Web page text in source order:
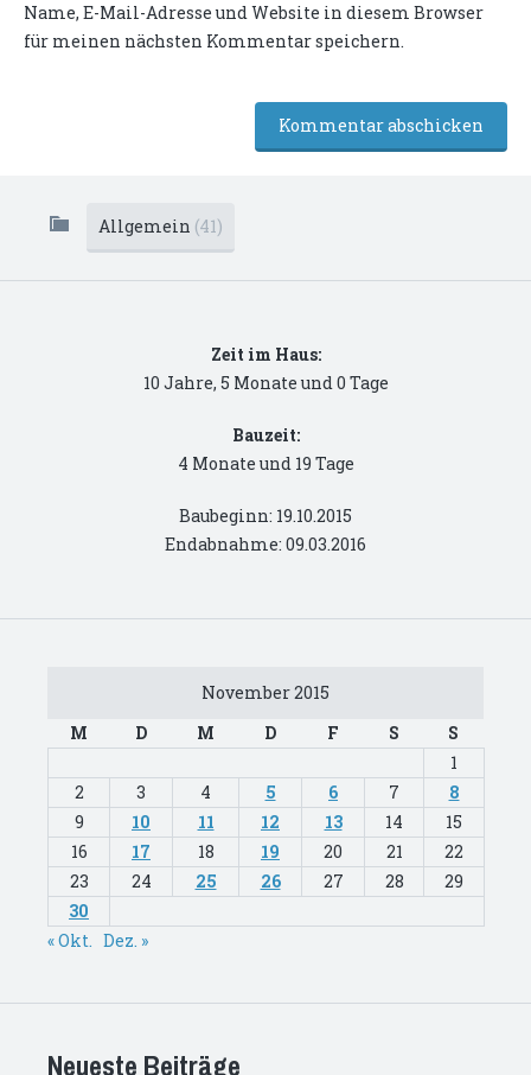
Name, E-Mail-Adresse und Website in diesem Browser
für meinen nächsten Kommentar speichern.
Allgemein (41)
Zeit im Haus:
10 Jahre, 5 Monate und 0 Tage
Bauzeit:
4 Monate und 19 Tage
Baubeginn: 19.10.2015
Endabnahme: 09.03.2016
November 2015
M
D M D F S
S
1
2
3 4 5 6 7
8
9
10 11 12 13 14
15
16
17 18 19 20 21
22
23
24 25 26 27 28
29
30
« Okt. Dez. »
Neueste Beiträge